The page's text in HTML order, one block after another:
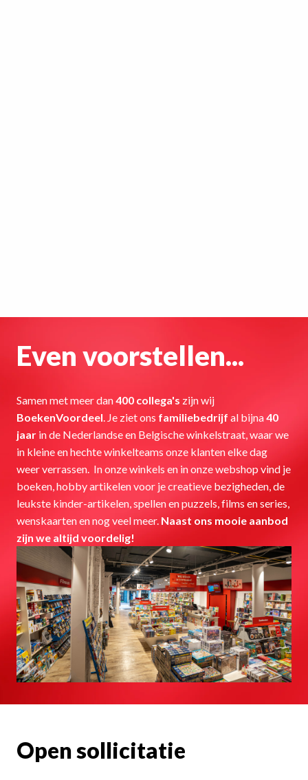
Even voorstellen...
Samen met meer dan 400 collega's
BoekenVoordeel. Je ziet ons familiebedrijf al bijna 40
jaar in de Nederlandse en Belgische winkelstraat, waar we
in kleine en hechte winkelteams onze klanten elke dag
weer verrassen.  In onze winkels en in onze webshop vind je
boeken, hobby artikelen voor je creatieve bezigheden, de
leukste kinder-artikelen, spellen en puzzels, films en series,
wenskaarten en nog veel meer. Naast ons mooie aanbod
zijn we altijd voordelig!
Open sollicitatie